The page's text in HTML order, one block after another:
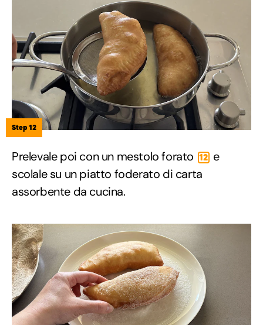
Step 12
Prelevale poi con un mestolo forato 12 e
scolale su un piatto foderato di carta
assorbente da cucina.